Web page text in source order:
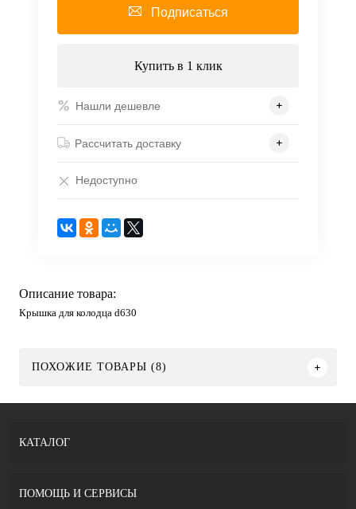
Подписаться
Купить в 1 клик
Нашли дешевле
Рассчитать доставку
Недоступно
Описание товара:
Крышка для колодца d630
ПОХОЖИЕ ТОВАРЫ (8)
КАТАЛОГ
ПОМОЩЬ И СЕРВИСЫ